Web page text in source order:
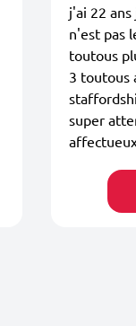
j'ai 22
n'est pas
toutous
3 toutous
super